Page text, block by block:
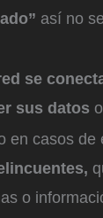
así no
se
sus datos
en casos de
o